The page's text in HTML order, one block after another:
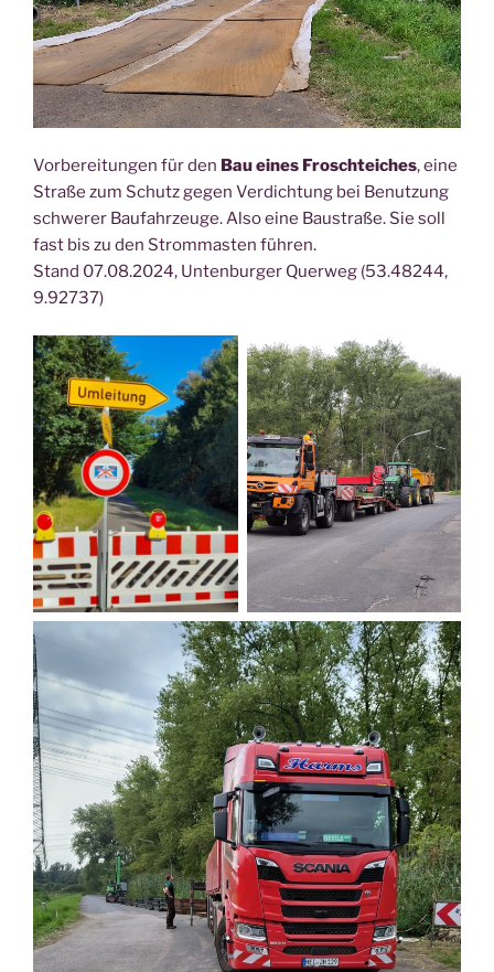
Vorbereitungen für den Bau eines Froschteiches, eine
Straße zum Schutz gegen Verdichtung bei Benutzung
schwerer Baufahrzeuge. Also eine Baustraße. Sie soll
fast bis zu den Strommasten führen.
Stand 07.08.2024, Untenburger Querweg (53.48244,
9.92737)